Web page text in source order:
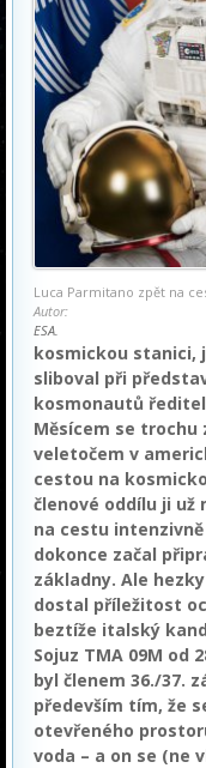
Luca Parmitano zpět na
Autor:
ESA.
kosmickou stanici,
sliboval při
kosmonautů ředitel
Měsícem se trochu
veletočem v
cestou na
členové oddílu ji už
na cestu
dokonce začal
základny. Ale
dostal příležitost
beztíže italský
Sojuz TMA­ 09M od
byl členem 36./37.
především tím, že
otevřeného
voda – a on se (ne